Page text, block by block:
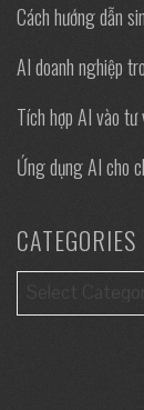
Cách hướng dẫn
AI doanh nghiệp
Tích hợp AI vào tư
Ứng dụng AI cho
CATEGORIES
Categories